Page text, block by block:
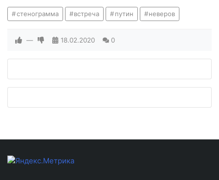
стенограмма встреча путин неверов
— 18.02.2020 0